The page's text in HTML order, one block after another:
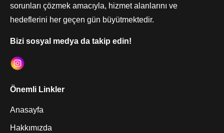
sorunları çözmek amacıyla, hizmet alanlarını ve
hedeflerini her geçen gün büyütmektedir.
Bizi sosyal medya da takip edin!
Önemli Linkler
Anasayfa
Hakkımızda